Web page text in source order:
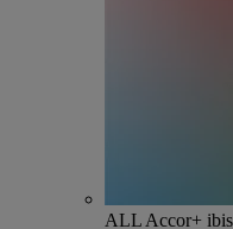
ALL Accor+ ibis